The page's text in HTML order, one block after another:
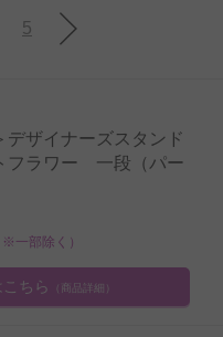
5
デザイナーズスタンド
フラワー 一段（パー
※一部除く）
ちら （商品詳細）